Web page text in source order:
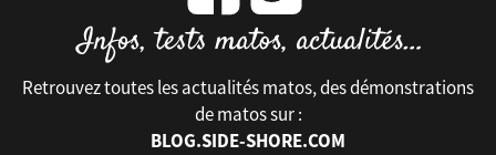
Retrouvez toutes les actualités matos, des démonstrations
de matos sur :
BLOG.SIDE-SHORE.COM